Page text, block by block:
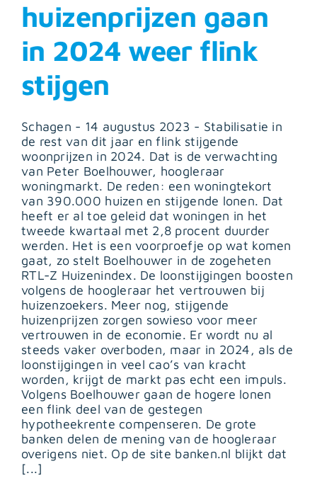
huizenprijzen gaan
in 2024 weer flink
stijgen
Schagen - 14 augustus 2023 - Stabilisatie in
de rest van dit jaar en flink stijgende
woonprijzen in 2024. Dat is de verwachting
van Peter Boelhouwer, hoogleraar
woningmarkt. De reden: een woningtekort
van 390.000 huizen en stijgende lonen. Dat
heeft er al toe geleid dat woningen in het
tweede kwartaal met 2,8 procent duurder
werden. Het is een voorproefje op wat komen
gaat, zo stelt Boelhouwer in de zogeheten
RTL-Z Huizenindex. De loonstijgingen boosten
volgens de hoogleraar het vertrouwen bij
huizenzoekers. Meer nog, stijgende
huizenprijzen zorgen sowieso voor meer
vertrouwen in de economie. Er wordt nu al
steeds vaker overboden, maar in 2024, als de
loonstijgingen in veel cao’s van kracht
worden, krijgt de markt pas echt een impuls.
Volgens Boelhouwer gaan de hogere lonen
een flink deel van de gestegen
hypotheekrente compenseren. De grote
banken delen de mening van de hoogleraar
overigens niet. Op de site banken.nl blijkt dat
[...]